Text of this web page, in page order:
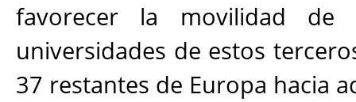
favorecer la movilidad
universidades de estos
37 restantes de Europa hacia